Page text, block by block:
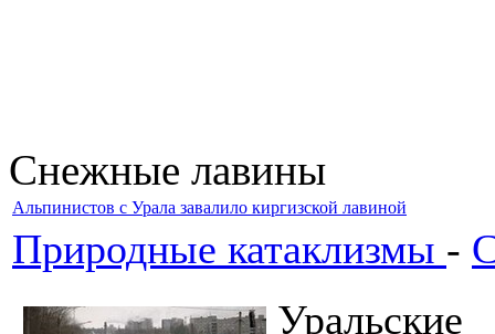
Снежные лавины
Альпинистов с Урала завалило киргизской лавиной
Природные катаклизмы -